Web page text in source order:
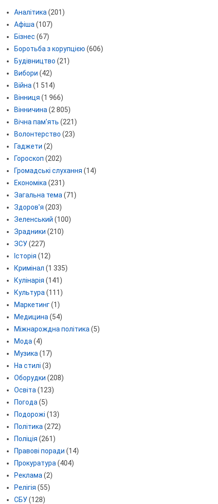
Аналітика (201)
Афіша (107)
Бізнес (67)
Боротьба з корупцією (606)
Будівництво (21)
Вибори (42)
Війна (1 514)
Вінниця (1 966)
Вінничина (2 805)
Вічна пам'ять (221)
Волонтерство (23)
Гаджети (2)
Гороскоп (202)
Громадські слухання (14)
Економіка (231)
Загальна тема (71)
Здоров'я (203)
Зеленський (100)
Зрадники (210)
ЗСУ(227)
Історія (12)
Кримінал (1 335)
Кулінарія (141)
Культура (111)
Маркетинг(1)
Медицина (54)
Міжнарождна політика (5)
Мода (4)
Музика (17)
На стилі (3)
Оборудки (208)
Освіта (123)
Погода (5)
Подорожі (13)
Політика (272)
Поліція (261)
Правові поради (14)
Прокуратура (404)
Реклама (2)
Релігія (55)
СБУ(128)